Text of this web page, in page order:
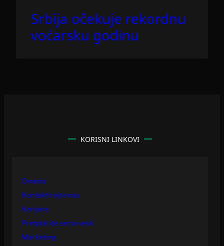
Srbija očekuje rekordnu
voćarsku godinu
KORISNI LINKOVI
O nama
Kontaktirajte nas
Karijera
Pretplatite se na vesti
Marketing